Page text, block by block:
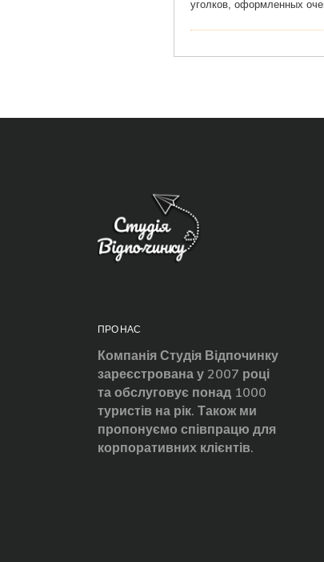
ПРО НАС
Компанія Студія Відпочинку
зареєстрована у 2007 році
та обслуговує понад 1000
туристів на рік. Також ми
пропонуємо співпрацю для
корпоративних клієнтів.